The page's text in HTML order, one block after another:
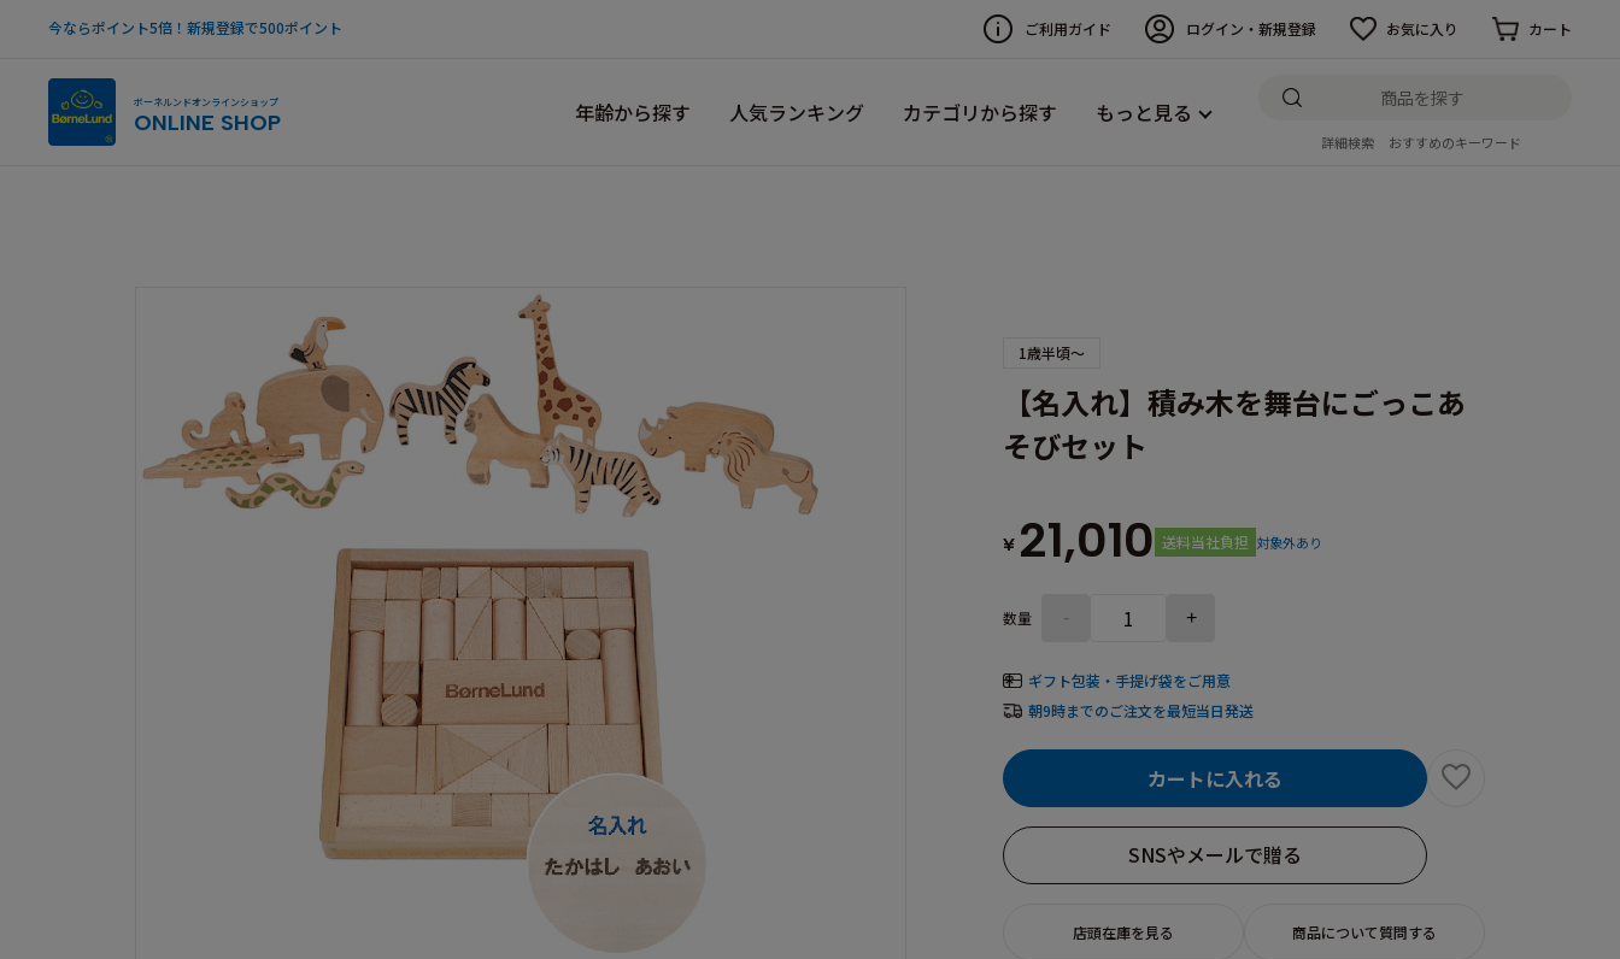
今ならポイント5倍！新規登録で500ポイント ご利用ガイド ログイン・新規登録 お気に入り カート
ボーネルンドオンラインショップ
ONLINE SHOP 年齢から探す 人気ランキング カテゴリから探す もっと見る
詳細検索 おすすめのキーワード
1歳半頃～
【名入れ】積み木を舞台にごっこあ
そびセット
¥ 21,010 送料当社負担 対象外あり
数量 - +
ギフト包装・手提げ袋をご用意
朝9時までのご注文を最短当日発送
カートに入れる
SNSやメールで贈る
店頭在庫を見る 商品について質問する